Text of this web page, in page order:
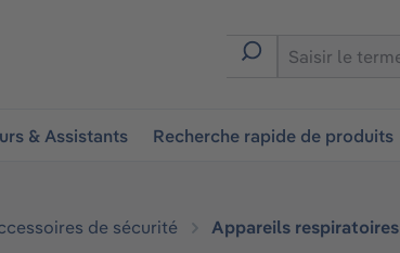
& Assistants Recherche rapide de produits
de sécurité Appareils respiratoires